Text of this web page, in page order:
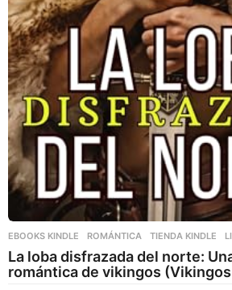
EBOOKS KINDLE ,ROMÁNTICA ,TIENDA KINDLE
La loba disfrazada del norte:
romántica de vikingos